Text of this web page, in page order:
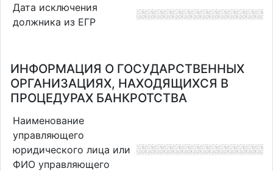
Дата исключения
должника из ЕГР
ИНФОРМАЦИЯ О ГОСУДАРСТВЕННЫХ
ОРГАНИЗАЦИЯХ, НАХОДЯЩИХСЯ В
ПРОЦЕДУРАХ БАНКРОТСТВА
Наименование
управляющего
юридического лица или
ФИО управляющего